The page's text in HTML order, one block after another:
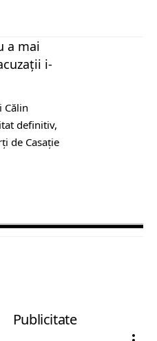
a mai
i-
Călin
definitiv,
de Casaţie
Publicitate